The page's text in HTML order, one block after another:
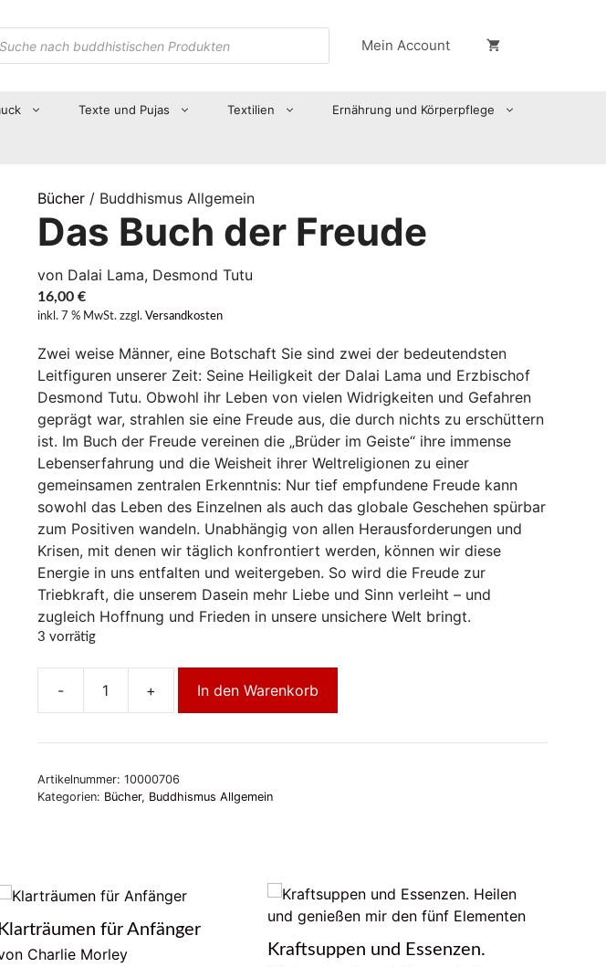
Mein Account
Texte und Pujas Textilien Ernährung und Körperpflege
Bücher/ Buddhismus Allgemein
Das Buch der Freude
von Dalai Lama, Desmond Tutu
16,00 €
inkl. 7 % MwSt. zzgl. Versandkosten
Zwei weise Männer, eine Botschaft Sie sind zwei der bedeutendsten
Leitfiguren unserer Zeit: Seine Heiligkeit der Dalai Lama und Erzbischof
Desmond Tutu. Obwohl ihr Leben von vielen Widrigkeiten und Gefahren
geprägt war, strahlen sie eine Freude aus, die durch nichts zu erschüttern
ist. Im Buch der Freude vereinen die „Brüder im Geiste“ ihre immense
Lebenserfahrung und die Weisheit ihrer Weltreligionen zu einer
gemeinsamen zentralen Erkenntnis: Nur tief empfundene Freude kann
sowohl das Leben des Einzelnen als auch das globale Geschehen spürbar
zum Positiven wandeln. Unabhängig von allen Herausforderungen und
Krisen, mit denen wir täglich konfrontiert werden, können wir diese
Energie in uns entfalten und weitergeben. So wird die Freude zur
Triebkraft, die unserem Dasein mehr Liebe und Sinn verleiht – und
zugleich Hoffnung und Frieden in unsere unsichere Welt bringt.
3 vorrätig
-
der
Menge
+ In den Warenkorb
Artikelnummer: 10000706
Kategorien: Bücher, Buddhismus Allgemein
Klarträumen für Anfänger
Charlie Morley
Kraftsuppen und Essenzen.